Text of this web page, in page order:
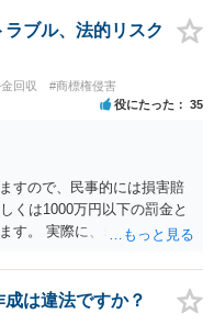
います。 Cが上記（1）
らになるかの計算は簡単では
すので、その金額を考慮し
たします。 なお、将来的な
の持分買い取りと合わせ
解消し、分筆してそれぞれ
すね。
も、新しい会社との間で契
利の種類（著作権、商標
判断する必要があります。
定的な回答は難しいと思わ
をお勧めします。
ブル、法的リスク
回収 #商標権侵害
役にたった 35
すので、民事的には損害賠
くは1000万円以下の罰金と
す。 実際に、裁判になった
能性があります。 そして、
を行う必要があります。 今
するのが良いと思います。
は違法ですか？